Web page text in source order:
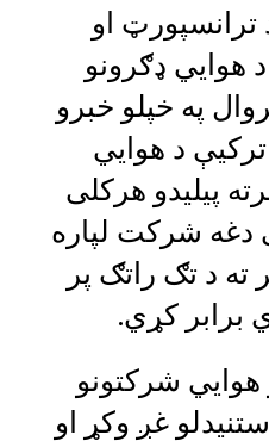
او
هوايي ډګرونو
په خپلو خبرو
د هوايي
پیلیدو هرکلی
دغه شرکت لپاره
ته د تګ راتګ پر
برابر کړي.
هوايي شرکتونو
غږ وکړ او